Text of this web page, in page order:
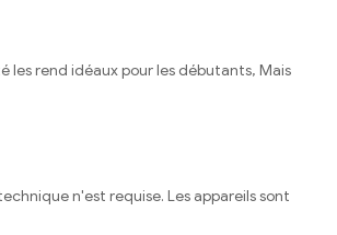
les rend idéaux pour les débutants, Mais
n'est requise. Les appareils sont